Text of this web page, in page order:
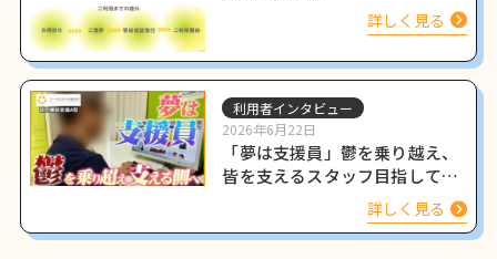
詳しく見る
利用者インタビュー
2026年6月22日
「夢は支援員」鬱を乗り越え、
皆を支えるスタッフ目指して働
く姿をインタビュー詳しく見る